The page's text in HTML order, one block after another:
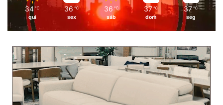
34 ℃
qui
36 ℃
sex
36 ℃
sáb
37 ℃
dom
37 ℃
seg